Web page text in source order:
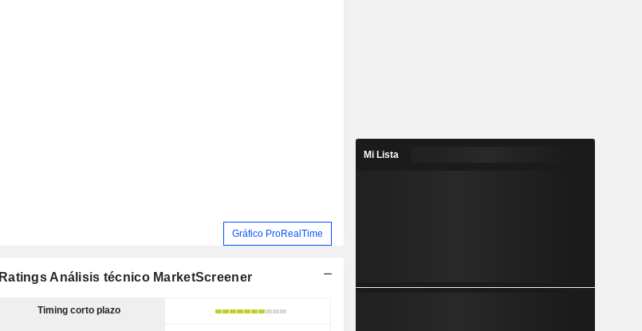
Gráfico ProRealTime
Ratings Análisis técnico MarketScreener
Timing corto plazo
Mi Lista